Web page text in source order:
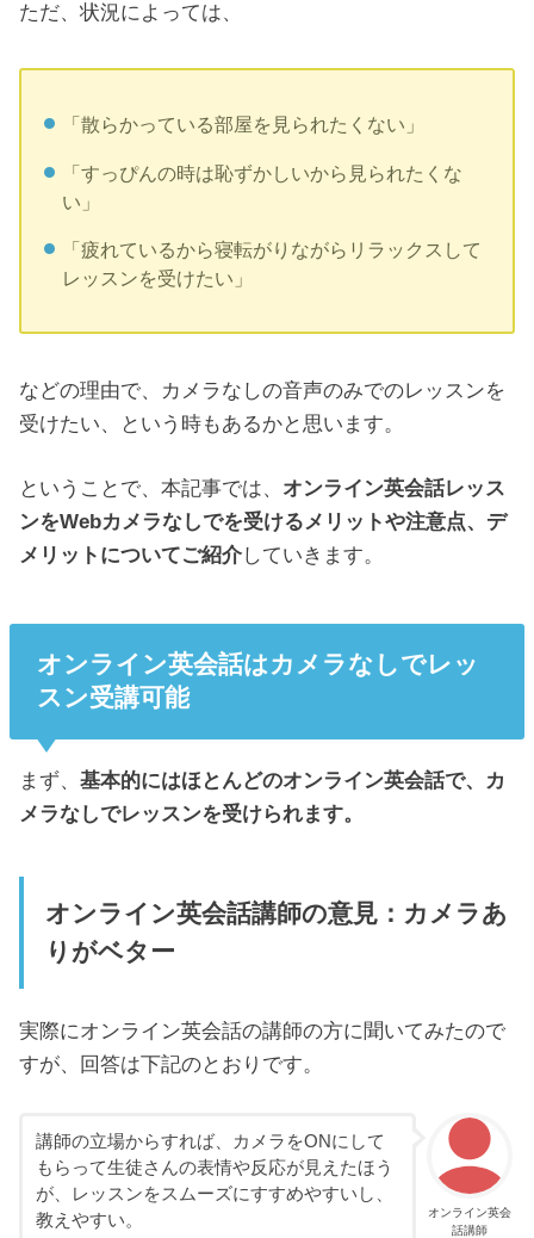
ただ、状況によっては、
「散らかっている部屋を見られたくない」
「すっぴんの時は恥ずかしいから見られたくな
い」
「疲れているから寝転がりながらリラックスして
レッスンを受けたい」
などの理由で、カメラなしの音声のみでのレッスンを
受けたい、という時もあるかと思います。
ということで、本記事では、 オンライン英会話レッス
ンをWebカメラなしでを受けるメリットや注意点、デ
メリットについてご紹介していきます。
オンライン英会話はカメラなしでレッ
スン受講可能
まず、基本的にはほとんどのオンライン英会話で、カ
メラなしでレッスンを受けられます。
オンライン英会話講師の意見：カメラあ
りがベター
実際にオンライン英会話の講師の方に聞いてみたので
すが、回答は下記のとおりです。
オンライン英会
話講師
講師の立場からすれば、カメラをONにして
もらって生徒さんの表情や反応が見えたほう
が、レッスンをスムーズにすすめやすいし、
教えやすい。